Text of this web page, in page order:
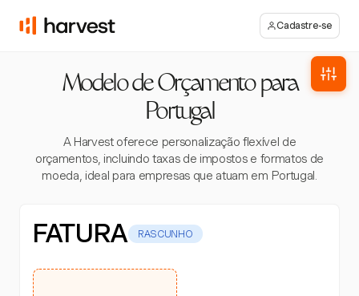
Cadastre-se
Modelo de Orçamento para
Portugal
A Harvest oferece personalização flexível de
orçamentos, incluindo taxas de impostos e formatos de
moeda, ideal para empresas que atuam em Portugal.
FATURA RASCUNHO